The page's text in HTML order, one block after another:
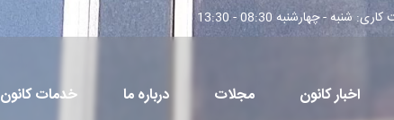
شنبه - چهارشنبه 08:30 - 13:30
اخبار کانون مجلات درباره ما خدمات کانون